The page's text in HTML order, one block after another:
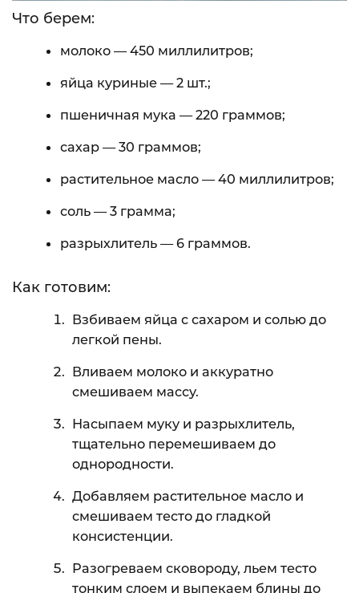
Что берем:
молоко — 450 миллилитров;
яйца куриные — 2 шт.;
пшеничная мука — 220 граммов;
сахар — 30 граммов;
растительное масло — 40 миллилитров;
соль — 3 грамма;
разрыхлитель — 6 граммов.
Как готовим:
Взбиваем яйца с сахаром и солью до
легкой пены.
Вливаем молоко и аккуратно
смешиваем массу.
Насыпаем муку и разрыхлитель,
тщательно перемешиваем до
однородности.
Добавляем растительное масло и
смешиваем тесто до гладкой
консистенции.
Разогреваем сковороду, льем тесто
тонким слоем и выпекаем блины до